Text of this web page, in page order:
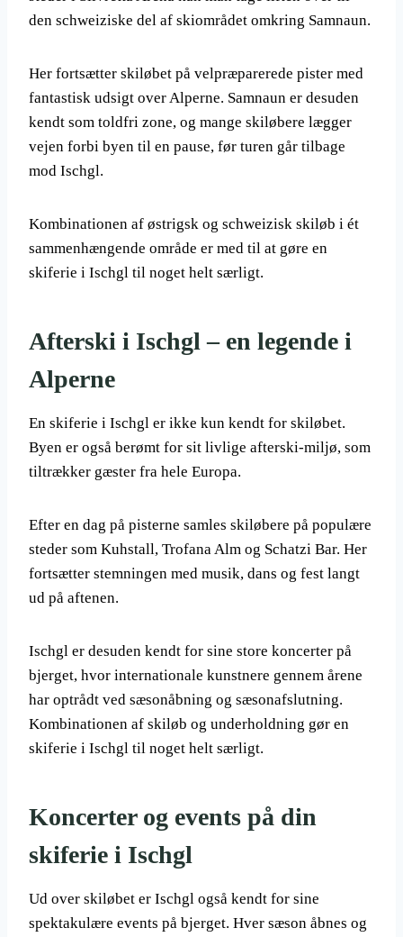
den schweiziske del af skiområdet omkring Samnaun.
Her fortsætter skiløbet på velpræparerede pister med
fantastisk udsigt over Alperne. Samnaun er desuden
kendt som toldfri zone, og mange skiløbere lægger
vejen forbi byen til en pause, før turen går tilbage
mod Ischgl.
Kombinationen af østrigsk og schweizisk skiløb i ét
sammenhængende område er med til at gøre en
skiferie i Ischgl til noget helt særligt.
Afterski i Ischgl – en legende i
Alperne
En skiferie i Ischgl er ikke kun kendt for skiløbet.
Byen er også berømt for sit livlige afterski-miljø, som
tiltrækker gæster fra hele Europa.
Efter en dag på pisterne samles skiløbere på populære
steder som Kuhstall, Trofana Alm og Schatzi Bar. Her
fortsætter stemningen med musik, dans og fest langt
ud på aftenen.
Ischgl er desuden kendt for sine store koncerter på
bjerget, hvor internationale kunstnere gennem årene
har optrådt ved sæsonåbning og sæsonafslutning.
Kombinationen af skiløb og underholdning gør en
skiferie i Ischgl til noget helt særligt.
Koncerter og events på din
skiferie i Ischgl
Ud over skiløbet er Ischgl også kendt for sine
spektakulære events på bjerget. Hver sæson åbnes og